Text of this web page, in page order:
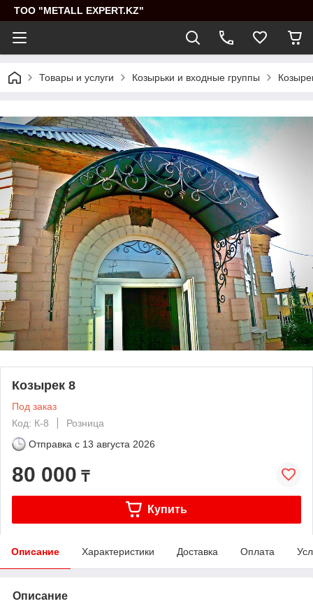
ТОО "METALL EXPERT.KZ"
Товары и услуги Козырьки и входные группы
Козырек 8
Под заказ
Код: К-8
Розница
Отправка с 13 августа 2026
80 000 ₸
Купить
Описание Характеристики Доставка Оплата
Описание